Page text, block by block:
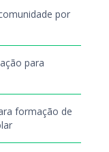
por
para
formação de